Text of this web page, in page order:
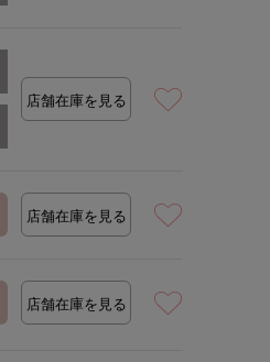
店舗在庫を見る
店舗在庫を見る
店舗在庫を見る